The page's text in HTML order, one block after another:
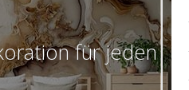
für jeden